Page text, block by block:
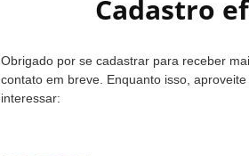
de
Cadastro
Obrigado por se cadastrar para receber
contato em breve. Enquanto isso,
interessar: